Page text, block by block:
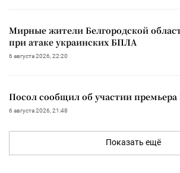
Мирные жители Белгородской
при атаке украинских БПЛА
6 августа 2026, 22:20
Посол сообщил об участии
6 августа 2026, 21:48
Показать ещё